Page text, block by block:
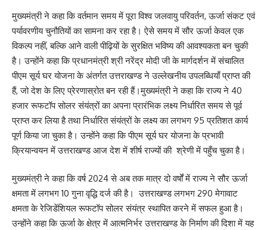
मुख्यमंत्री ने कहा कि वर्तमान समय में पूरा विश्व जलवायु परिवर्तन, ऊर्जा संकट एवं
पर्यावरणीय चुनौतियों का सामना कर रहा है। ऐसे समय में सौर ऊर्जा केवल एक
विकल्प नहीं, बल्कि आने वाली पीढ़ियों के सुरक्षित भविष्य की आवश्यकता बन चुकी
है। उन्होंने कहा कि प्रधानमंत्री श्री नरेंद्र मोदी जी के मार्गदर्शन में संचालित
पीएम सूर्य घर योजना के अंतर्गत उत्तराखण्ड ने उल्लेखनीय उपलब्धियाँ प्राप्त की
हैं, जो देश के लिए प्रेरणास्रोत बन रही हैं।मुख्यमंत्री ने कहा कि राज्य ने 40
हजार रूफटॉप सोलर संयंत्रों का अपना प्रारंभिक लक्ष्य निर्धारित समय से पूर्व
प्राप्त कर लिया है तथा निर्धारित संयंत्रों के लक्ष्य का लगभग 95 प्रतिशत कार्य
पूर्ण किया जा चुका है। उन्होंने कहा कि पीएम सूर्य घर योजना के प्रभावी
क्रियान्वयन में उत्तराखण्ड आज देश में शीर्ष राज्यों की श्रेणी में पहुँच चुका है।
मुख्यमंत्री ने कहा कि वर्ष 2024 से अब तक मात्र दो वर्षों में राज्य ने सौर ऊर्जा
क्षमता में लगभग 10 गुना वृद्धि दर्ज की है। उत्तराखण्ड लगभग 290 मेगावाट
क्षमता के रेजिडेंशियल रूफटॉप सोलर संयंत्र स्थापित करने में सफल हुआ है।
उन्होंने कहा कि ऊर्जा के क्षेत्र में आत्मनिर्भर उत्तराखण्ड के निर्माण की दिशा में यह